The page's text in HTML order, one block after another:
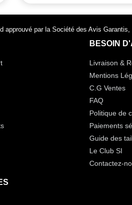
approuvé par la Société des Avis Garantis,
BESOIN
Livraison &
Mentions
C.G Ventes
FAQ
Politique de
Paiements
Guide des
Le Club SI
Contactez-